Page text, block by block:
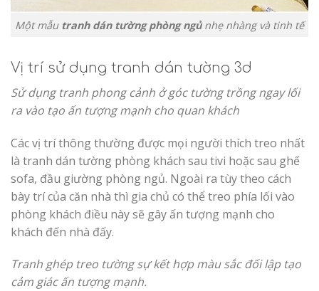
Một mẫu tranh dán tường phòng ngủnhẹ nhàng và tinh tế
Vị trí sử dụng tranh dán tường 3d
Sử dụng tranh phong cảnh ở góc tường trồng ngay lối
ra vào tạo ấn tượng mạnh cho quan khách
Các vị trí thông thường được mọi người thích treo nhất
là tranh dán tường phòng khách sau tivi hoặc sau ghế
sofa, đầu giường phòng ngủ. Ngoài ra tùy theo cách
bày trí của căn nhà thì gia chủ có thể treo phía lối vào
phòng khách điều này sẽ gây ấn tượng mạnh cho
khách đến nhà đấy.
Tranh ghép treo tường sự kết hợp màu sắc đối lập tạo
cảm giác ấn tượng mạnh.